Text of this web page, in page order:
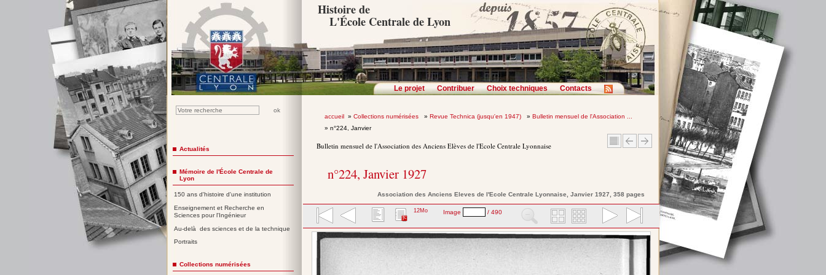
Histoire de
L'École Centrale de Lyon
Le projet Contribuer Choix techniques Contacts
accueil» Collections numérisées » Revue Technica (jusqu'en 1947) » Bulletin mensuel de l'Association ...
» n°224, Janvier
Bulletin mensuel de l'Association des Anciens Elèves de l'Ecole Centrale Lyonnaise
n°224, Janvier 1927
Association des Anciens Eleves de l'Ecole Centrale Lyonnaise, Janvier 1927, 358 pages
12Mo Image / 490
Actualités
Mémoire de l'École Centrale de
Lyon
150 ans d'histoire d'une institution
Enseignement et Recherche en
Sciences pour l'Ingénieur
Au-delà des sciences et de la technique
Portraits
Collections numérisées